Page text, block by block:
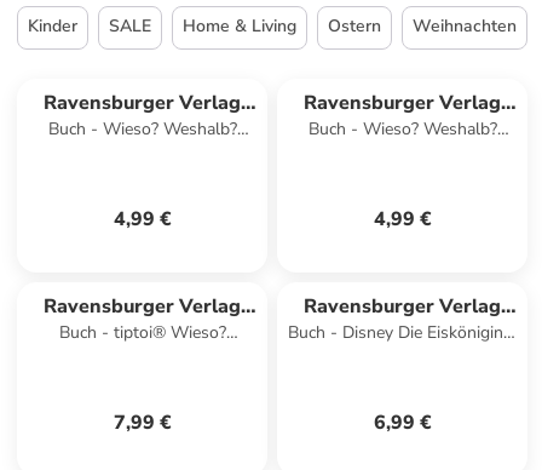
Kinder SALE Home & Living Ostern Weihnachten
Ravensburger Verlag
GmbH
Buch - Wieso? Weshalb?
4,99 €
Ravensburger Verlag
GmbH
Buch - Wieso? Weshalb?
4,99 €
Ravensburger Verlag
GmbH
Buch - tiptoi® Wieso?
7,99 €
Ravensburger Verlag
GmbH
Buch - Disney Die Eiskönigin 2
6,99 €